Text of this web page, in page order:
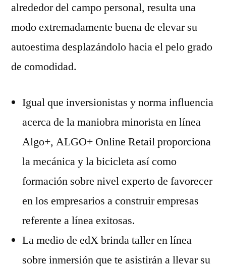
alrededor del campo personal, resulta una
modo extremadamente buena de elevar su
autoestima desplazándolo hacia el pelo grado
de comodidad.
Igual que inversionistas y norma influencia
acerca de la maniobra minorista en línea
Algo+, ALGO+ Online Retail proporciona
la mecánica y la bicicleta así­ como
formación sobre nivel experto de favorecer
en los empresarios a construir empresas
referente a línea exitosas.
La medio de edX brinda taller en línea
sobre inmersión que te asistirán a llevar su